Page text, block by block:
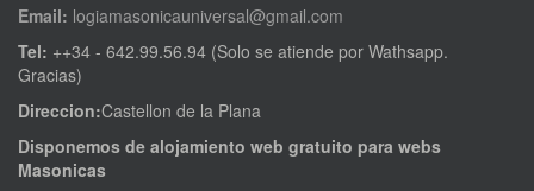
Email: logiamasonicauniversal@gmail.com
Tel: ++34 - 642.99.56.94 (Solo se atiende por Wathsapp.
Gracias)
Direccion:Castellon de la Plana
Disponemos de alojamiento web gratuito para webs
Masonicas